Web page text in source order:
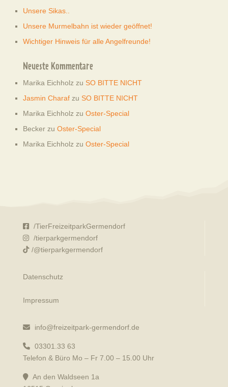
Unsere Sikas..
Unsere Murmelbahn ist wieder geöffnet!
Wichtiger Hinweis für alle Angelfreunde!
Neueste Kommentare
Marika Eichholz zu SO BITTE NICHT
Jasmin Charafzu SO BITTE NICHT
Marika Eichholz zu Oster-Special
Beckerzu Oster-Special
Marika Eichholz zu Oster-Special
/TierFreizeitparkGermendorf
/tierparkgermendorf
/@tierparkgermendorf
Datenschutz
Impressum
info@freizeitpark-germendorf.de
03301.33 63
Telefon & Büro Mo – Fr 7.00 – 15.00 Uhr
An den Waldseen 1a